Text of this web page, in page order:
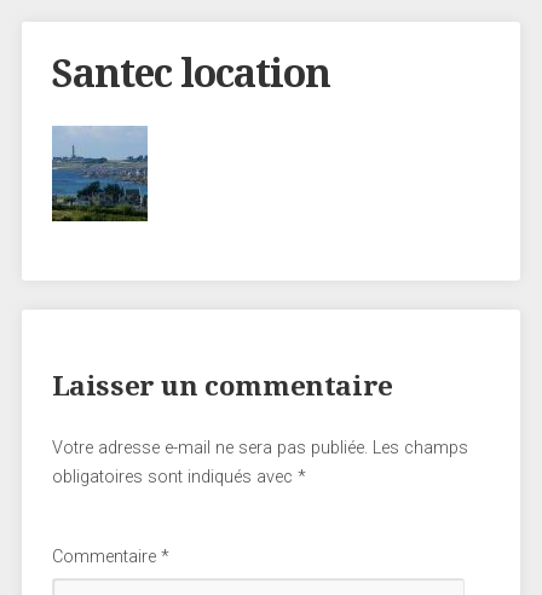
Santec location
Laisser un commentaire
Votre adresse e-mail ne sera pas publiée. Les champs
obligatoires sont indiqués avec *
Commentaire *